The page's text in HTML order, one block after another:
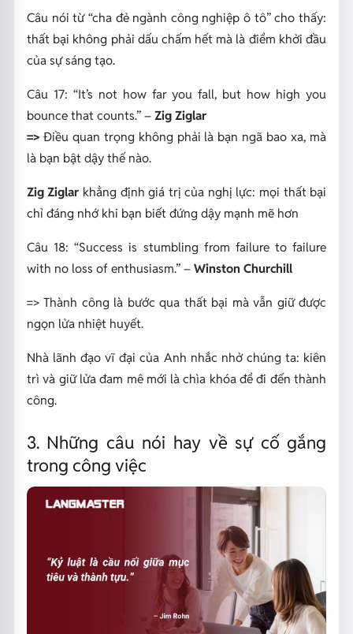
Câu nói từ “cha đẻ ngành công nghiệp ô tô” cho thấy:
thất bại không phải dấu chấm hết mà là điểm khởi đầu
của sự sáng tạo.
Câu 17: “It’s not how far you fall, but how high you
bounce that counts.”– Zig Ziglar
=> Điều quan trọng không phải là bạn ngã bao xa, mà
là bạn bật dậy thế nào.
Zig Ziglar khẳng định giá trị của nghị lực: mọi thất bại
chỉ đáng nhớ khi bạn biết đứng dậy mạnh mẽ hơn
Câu 18: “Success is stumbling from failure to failure
with no loss of enthusiasm.”– Winston Churchill
=> Thành công là bước qua thất bại mà vẫn giữ được
ngọn lửa nhiệt huyết.
Nhà lãnh đạo vĩ đại của Anh nhắc nhở chúng ta: kiên
trì và giữ lửa đam mê mới là chìa khóa để đi đến thành
công.
3. Những câu nói hay về sự cố gắng
trong công việc